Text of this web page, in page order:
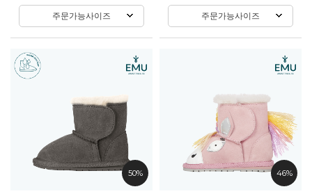
주문가능사이즈 주문가능사이즈
50% 46%